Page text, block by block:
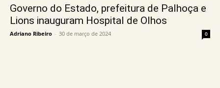
Governo do Estado, prefeitura de Palhoça e
Lions inauguram Hospital de Olhos
Adriano Ribeiro - 30 de março de 2024 0